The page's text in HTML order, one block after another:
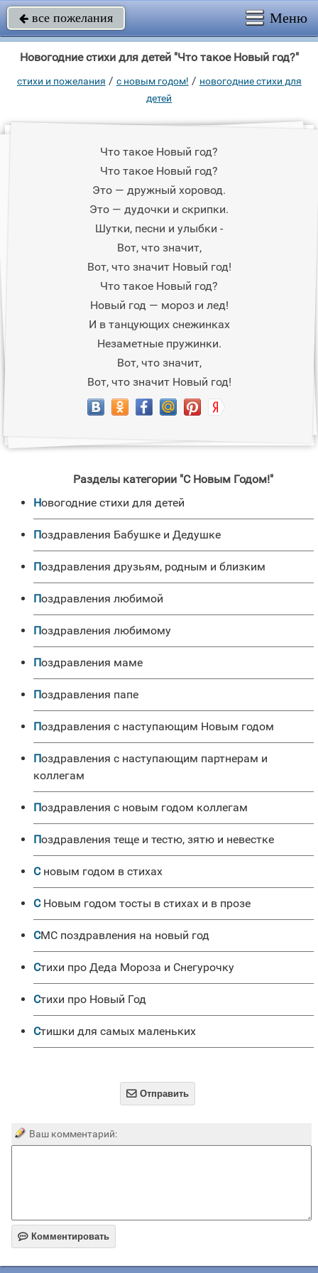
 все пожелания Меню
Новогодние стихи для детей "Что такое Hовый год?"
стихи и пожелания / с новым годом! / новогодние стихи для
детей
Что такое Hовый год?
Что такое Hовый год?
Это — дружный хоровод.
Это — дудочки и скрипки.
Шутки, песни и улыбки -
Вот, что значит,
Вот, что значит Hовый год!
Что такое Hовый год?
Hовый год — мороз и лед!
И в танцующих снежинках
Hезаметные пружинки.
Вот, что значит,
Вот, что значит Hовый год!
Разделы категории "С Новым Годом!"
новогодние стихи для детей
Поздравления Бабушке и Дедушке
Поздравления друзьям, родным и близким
поздравления любимой
Поздравления любимому
Поздравления маме
поздравления папе
поздравления с наступающим Новым годом
поздравления с наступающим партнерам и
коллегам
поздравления с новым годом коллегам
Поздравления теще и тестю, зятю и невестке
С новым годом в стихах
С Новым годом тосты в стихах и в прозе
СМС поздравления на новый год
Стихи про Деда Мороза и Снегурочку
стихи про Новый Год
Стишки для самых маленьких
 Отправить
Ваш комментарий:
 Комментировать